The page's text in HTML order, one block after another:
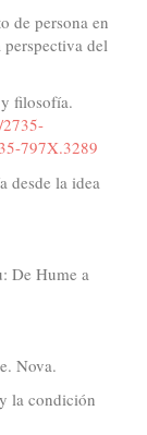
de persona en
del
filosofía.
797X.3289
desde la idea
De Hume a
Nova.
la condición